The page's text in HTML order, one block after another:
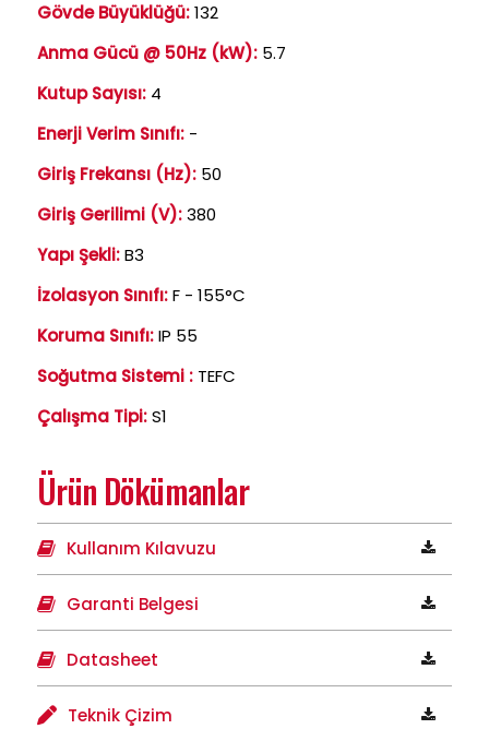
Gövde Büyüklüğü:132
Anma Gücü @ 50Hz (kW): 5.7
Kutup Sayısı: 4
Enerji Verim Sınıfı: -
Giriş Frekansı (Hz): 50
Giriş Gerilimi (V):380
Yapı Şekli:B3
İzolasyon Sınıfı:F - 155°C
Koruma Sınıfı:IP 55
Soğutma Sistemi : TEFC
Çalışma Tipi:S1
Ürün Dökümanlar
Kullanım Kılavuzu
Garanti Belgesi
Datasheet
Teknik Çizim